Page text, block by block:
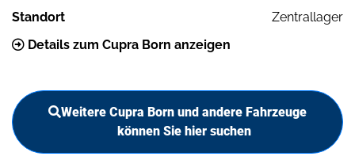
Standort
Zentrallager
Details zum Cupra Born anzeigen
Weitere Cupra Born und andere Fahrzeuge
können Sie hier suchen